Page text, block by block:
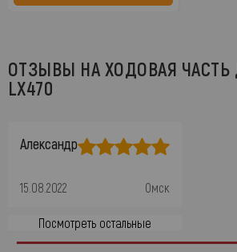
ОТЗЫВЫ НА ХОДОВАЯ ЧАСТЬ
LX470
Александр
15.08.2022 Омск
Посмотреть остальные